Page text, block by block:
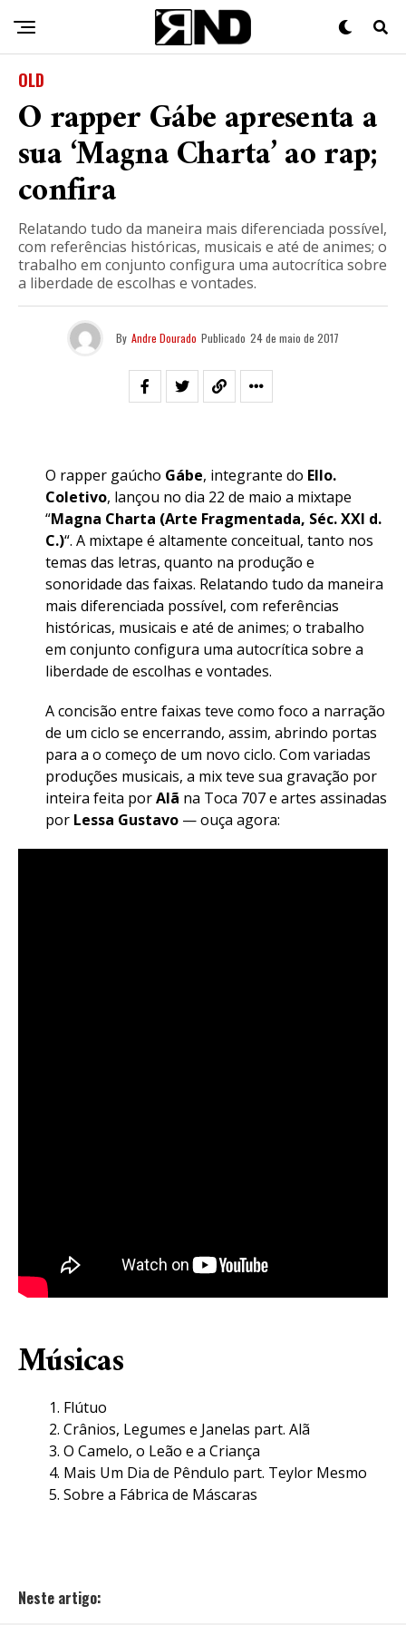
OLD
O rapper Gábe apresenta a
sua ‘Magna Charta’ ao rap;
confira
Relatando tudo da maneira mais diferenciada possível,
com referências históricas, musicais e até de animes; o
trabalho em conjunto configura uma autocrítica sobre
a liberdade de escolhas e vontades.
By Andre Dourado Publicado 24 de maio de 2017
O rapper gaúcho Gábe, integrante do Ello.
Coletivo, lançou no dia 22 de maio a mixtape
“Magna Charta (Arte Fragmentada, Séc. XXI d.
C.)“. A mixtape é altamente conceitual, tanto nos
temas das letras, quanto na produção e
sonoridade das faixas. Relatando tudo da maneira
mais diferenciada possível, com referências
históricas, musicais e até de animes; o trabalho
em conjunto configura uma autocrítica sobre a
liberdade de escolhas e vontades.
A concisão entre faixas teve como foco a narração
de um ciclo se encerrando, assim, abrindo portas
para a o começo de um novo ciclo. Com variadas
produções musicais, a mix teve sua gravação por
inteira feita porAlã na Toca 707 e artes assinadas
por Lessa Gustavo — ouça agora:
Músicas
Flútuo
Crânios, Legumes e Janelas part. Alã
O Camelo, o Leão e a Criança
Mais Um Dia de Pêndulo part. Teylor Mesmo
Sobre a Fábrica de Máscaras
Neste artigo: